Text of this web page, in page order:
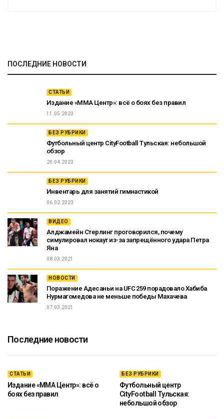
ПОСЛЕДНИЕ НОВОСТИ
СТАТЬИ
Издание «ММА Центр»: всё о боях без правил
11.05.2023
БЕЗ РУБРИКИ
Футбольный центр CityFootball Тульская: небольшой
обзор
20.04.2023
БЕЗ РУБРИКИ
Инвентарь для занятий гимнастикой
06.02.2023
ВИДЕО
Алджамейн Стерлинг проговорился, почему
симулировал нокаут из-за запрещённого удара Петра
Яна
08.03.2021
НОВОСТИ
Поражение Адесаньи на UFC 259 порадовало Хабиба
Нурмагомедова не меньше победы Махачева
07.03.2021
Последние новости
СТАТЬИ
Издание «ММА Центр»: всё о
боях без правил
БЕЗ РУБРИКИ
Футбольный центр
CityFootball Тульская:
небольшой обзор